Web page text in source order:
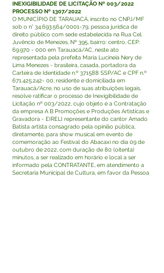
INEXIGIBILIDADE DE LICITAÇÃO Nº 003/2022
PROCESSO Nº 1307/2022
O MUNICÍPIO DE TARAUACÁ, inscrito no CNPJ/MF
sob o n° 34.693.564/0001-79, pessoa jurídica de
direito público com sede estabelecida na Rua Cel.
Juvêncio de Menezes, Nº 395, bairro: centro, CEP:
69.970 - 000 em Tarauacá/AC, neste ato
representada pela prefeita Maria Lucineia Nery de
Lima Menezes - brasileira, casada, portadora da
Carteira de Identidade n.º 371588 SSP/AC e CPF n.º
671.425.242- 00, residente e domiciliada em
Tarauacá/Acre, no uso de suas atribuições legais,
resolve ratificar o processo de Inexigibilidade de
Licitação nº 003/2022, cujo objeto é a Contratação
da empresa A B Promoções e Produções Artísticas e
Gravadora - EIRELI representante do cantor Amado
Batista artista consagrado pela opinião pública,
diretamente, para show musical em evento de
comemoração ao Festival do Abacaxi no dia 09 de
outubro de 2022, com duração de 80 (oitenta)
minutos, a ser realizado em horário e local a ser
informado pela CONTRATANTE, em atendimento a
Secretaria Municipal de Cultura, em favor da Pessoa